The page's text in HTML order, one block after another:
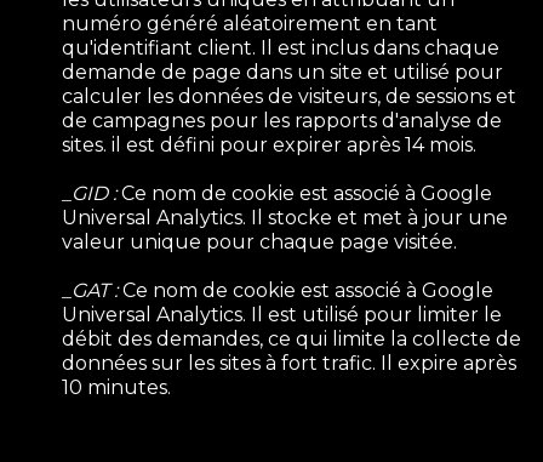
numéro généré aléatoirement en tant
qu'identifiant client. Il est inclus dans chaque
demande de page dans un site et utilisé pour
calculer les données de visiteurs, de sessions et
de campagnes pour les rapports d'analyse de
sites. il est défini pour expirer après 14 mois.
_GID :Ce nom de cookie est associé à Google
Universal Analytics. Il stocke et met à jour une
valeur unique pour chaque page visitée.
_GAT :Ce nom de cookie est associé à Google
Universal Analytics. Il est utilisé pour limiter le
débit des demandes, ce qui limite la collecte de
données sur les sites à fort trafic. Il expire après
10 minutes.